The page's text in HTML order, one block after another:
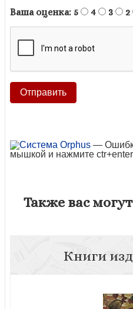
Ваша оценка: 5 4 3 2
—
мышкой и нажмите
Также вас
Книги